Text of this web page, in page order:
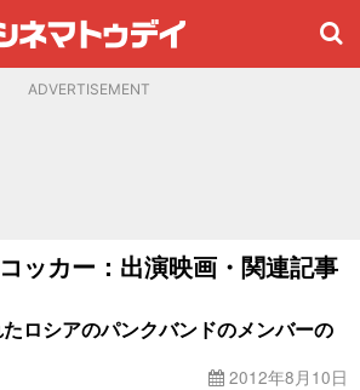
ADVERTISEMENT
ッカー：出演映画・関連記事
ロシアのパンクバンドのメンバーの
2012年8月10日